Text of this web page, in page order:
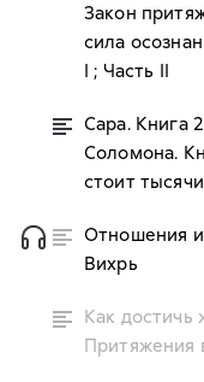
Закон
сила
I ; Часть II
Сара. Книга
Соломона.
стоит
Отношения
Вихрь
Как достичь
Притяжения